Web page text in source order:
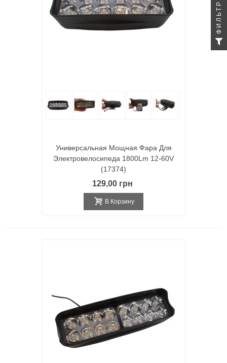
Универсальная Мощная Фара Для
Электровелосипеда 1800Lm 12-60V
(17374)
129,00 грн
В Корзину
ФИЛЬТР